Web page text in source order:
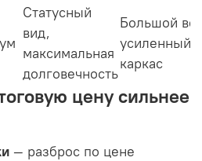
Статусный
вид,
максимальная
долговечность
Большой
усиленный
каркас
цену сильнее
— разброс по цене